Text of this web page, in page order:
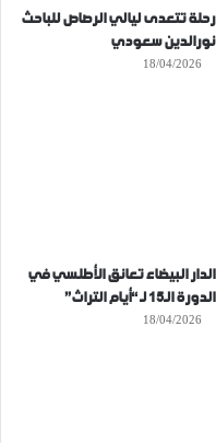
رحلة تتعدى ليالي الرصاص للباحث
نورالدين سعودي
18/04/2026
الدار البيضاء تعانق الأطلسي في
الدورة الـ15 لـ “أيام التراث”
18/04/2026